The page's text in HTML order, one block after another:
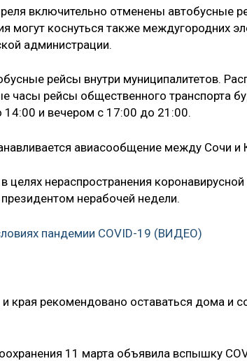
включительно отменены автобусные
могут коснуться также междугородних
администрации.
рейсы внутри муниципалитетов.
часы рейсы общественного транспорта
и вечером с 17:00 до 21:00.
авиасообщение между Сочи и
целях нераспространения
нерабочей недели.
пандемии COVID-19 (ВИДЕО)
края рекомендовано оставаться дома и
11 марта объявила вспышку